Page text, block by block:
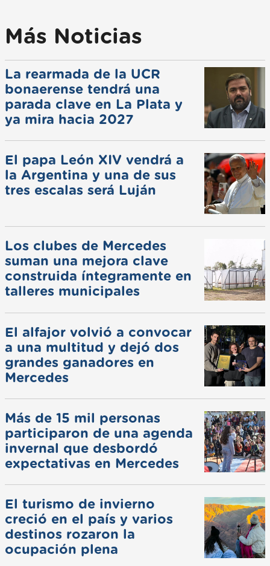
Más Noticias
La rearmada de la UCR
bonaerense tendrá una
parada clave en La Plata y
ya mira hacia 2027
El papa León XIV vendrá a
la Argentina y una de sus
tres escalas será Luján
Los clubes de Mercedes
suman una mejora clave
construida íntegramente en
talleres municipales
El alfajor volvió a convocar
a una multitud y dejó dos
grandes ganadores en
Mercedes
Más de 15 mil personas
participaron de una agenda
invernal que desbordó
expectativas en Mercedes
El turismo de invierno
creció en el país y varios
destinos rozaron la
ocupación plena